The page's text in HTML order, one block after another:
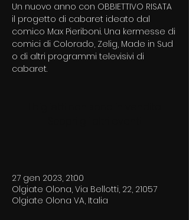
Un nuovo anno con OBBIETTIVO RISATA
il progetto di cabaret ideato dal
comico Max Pieriboni. Una kermesse di
comici di Colorado, Zelig, Made in Sud
o di altri programmi televisivi di
27 gen 2023, 21:00
Olgiate Olona, Via Bellotti, 22, 21057
Olgiate Olona VA, Italia